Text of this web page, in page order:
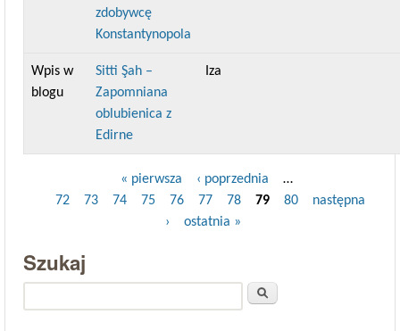
zdobywcę
Konstantynopola
Wpis w
blogu
Sitti Şah –
Zapomniana
oblubienica z
Edirne
Iza
Strony
« pierwsza ‹ poprzednia
…
72
73 74 75 76 77 78 79 80
następna
›
ostatnia »
Szukaj